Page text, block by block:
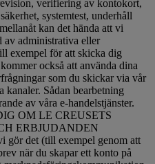
verifiering av kontokort,
systemtest, underhåll
kan det hända att vi
av administrativa eller
exempel för att skicka dig
också att använda dina
som du skickar via vår
kanaler. Sådan bearbetning
av våra e-handelstjänster.
OM LE CREUSETS
ERBJUDANDEN
gör det (till exempel genom att
när du skapar ett konto på